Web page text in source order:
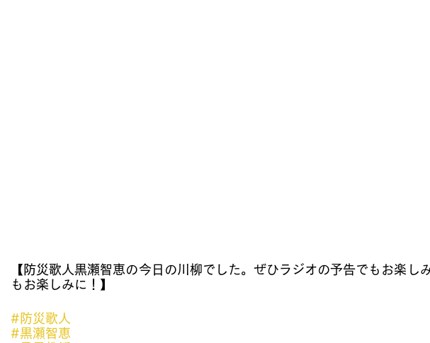
【防災歌人黒瀬智恵の今日の川柳でした。ぜひラジオの予告でもお楽し
もお楽しみに！】
#防災歌人
#黒瀬智恵